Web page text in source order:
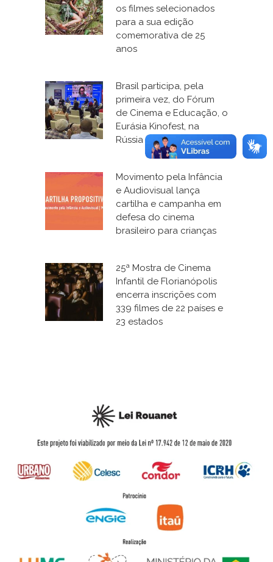
os filmes selecionados
para a sua edição
comemorativa de 25
anos
Brasil participa, pela
primeira vez, do Fórum
de Cinema e Educação, o
Eurásia Kinofest, na
Rússia
Movimento pela Infância
e Audiovisual lança
cartilha e campanha em
defesa do cinema
brasileiro para crianças
25ª Mostra de Cinema
Infantil de Florianópolis
encerra inscrições com
339 filmes de 22 países e
23 estados